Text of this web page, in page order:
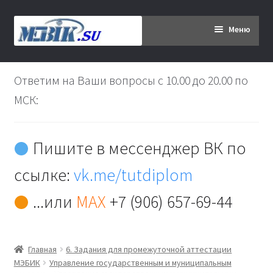
Перейти
к
Перейти
к
Меню
Главная
Дипломникам
Контакты
Ответим на Ваши вопросы с 10.00 до 20.00 по
МСК:
Пишите в мессенджер ВК по
ссылке:vk.me/tutdiplom
...или MAX +7 (906) 657-69-44
Главная
6. Задания для промежуточной аттестации
МЭБИК
Управление государственным и муниципальным